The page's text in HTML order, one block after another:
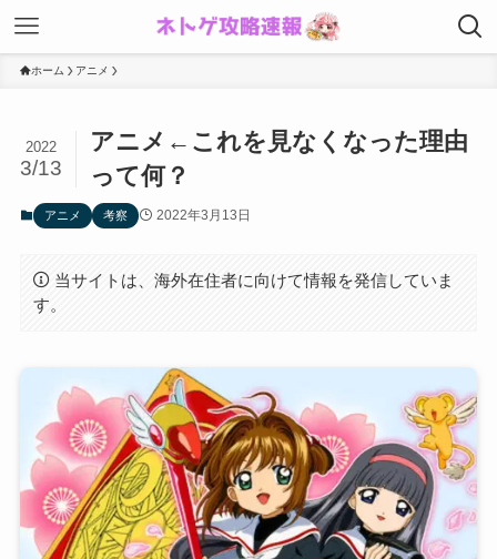
ホーム アニメ
アニメ←これを見なくなった理由
って何？
2022
3/13
アニメ 考察 2022年3月13日
当サイトは、海外在住者に向けて情報を発信していま
す。